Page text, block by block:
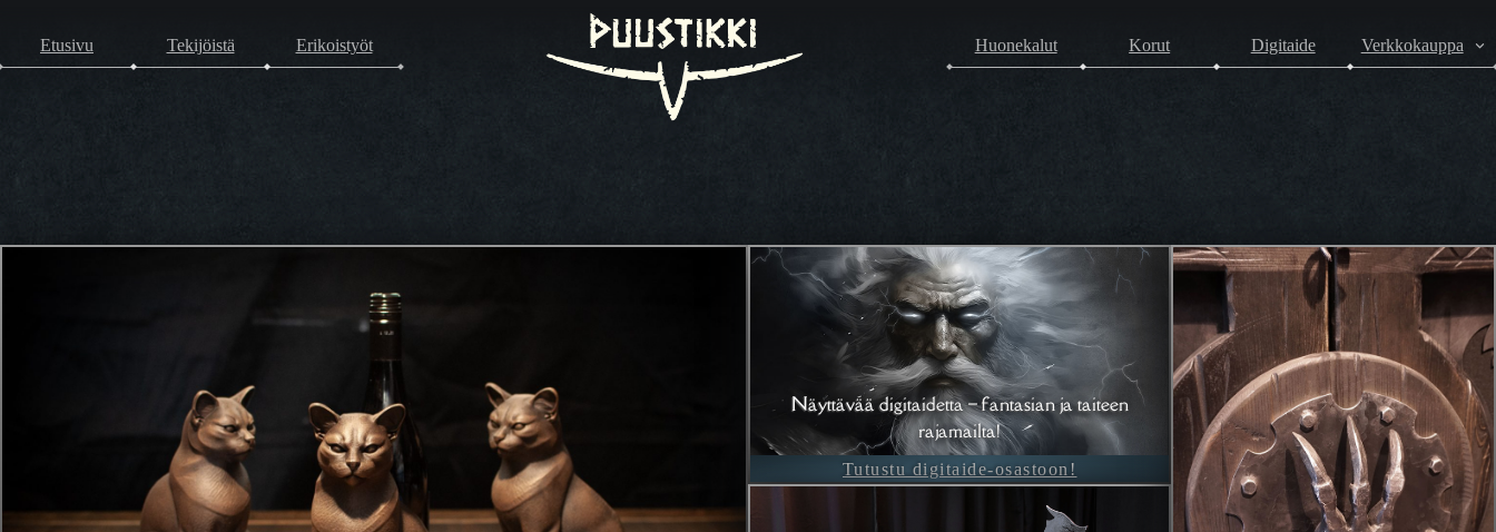
Etusivu Tekijöistä Erikoistyöt Huonekalut Korut Digitaide Verkkokauppa
Näyttävää digitaidetta – fantasian ja taiteen
rajamailta!
Tutustu digitaide-osastoon!